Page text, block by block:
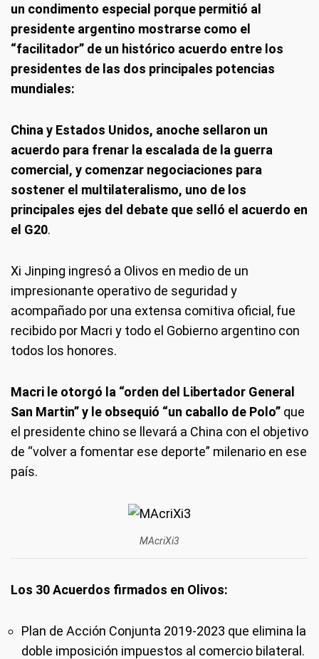
un condimento especial porque permitió al
presidente argentino mostrarse como el
“facilitador” de un histórico acuerdo entre los
presidentes de las dos principales potencias
mundiales:
China y Estados Unidos, anoche sellaron un
acuerdo para frenar la escalada de la guerra
comercial, y comenzar negociaciones para
sostener el multilateralismo, uno de los
principales ejes del debate que selló el acuerdo en
el G20.
Xi Jinping ingresó a Olivos en medio de un
impresionante operativo de seguridad y
acompañado por una extensa comitiva oficial, fue
recibido por Macri y todo el Gobierno argentino con
todos los honores.
Macri le otorgó la “orden del Libertador General
San Martin” y le obsequió “un caballo de Polo” que
el presidente chino se llevará a China con el objetivo
de “volver a fomentar ese deporte” milenario en ese
país.
MAcriXi3
Los 30 Acuerdos firmados en Olivos:
Plan de Acción Conjunta 2019-2023 que elimina la
doble imposición impuestos al comercio bilateral.